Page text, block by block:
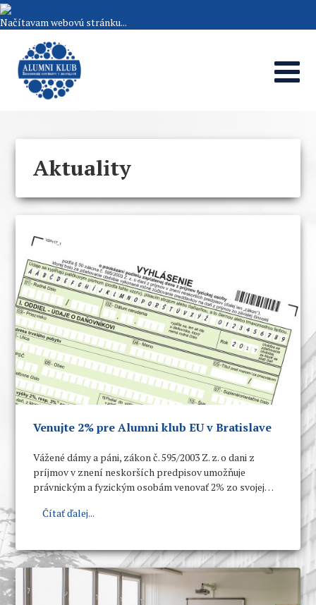
Načítavam webovú stránku...
Aktuality
Venujte 2% pre Alumni klub EU v Bratislave
Vážené dámy a páni, zákon č. 595/2003 Z. z. o dani z
príjmov v znení neskorších predpisov umožňuje
právnickým a fyzickým osobám venovať 2% zo svojej
zaregistrovanej Notárskou komorou Slovenskej
Bratislave.
Čítať ďalej...